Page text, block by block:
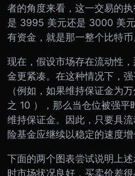
者的角度来看，这一交易的
是 3995 美元还是 3000 美
有资金，就是那一整个比特币
现在，假设市场存在流动性
金更紧凑。在这种情况下，
（例如，如果维持保证金为
之 10 ），那么当仓位被强
维持保证金。因此，只要具
险基金应继续以稳定的速度增
下面的两个图表尝试说明上
时市场状况良好，买卖价差